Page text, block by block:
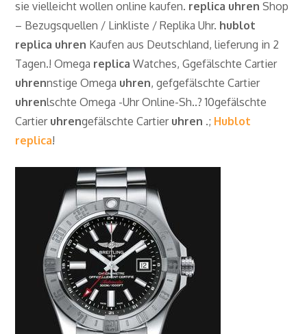
sie vielleicht wollen online kaufen. replica uhren Shop
– Bezugsquellen / Linkliste / Replika Uhr. hublot
replica uhren Kaufen aus Deutschland, lieferung in 2
Tagen.! Omega replica Watches, Ggefälschte Cartier
uhrennstige Omega uhren, gefgefälschte Cartier
uhrenlschte Omega -Uhr Online-Sh..? 10gefälschte
Cartier uhrengefälschte Cartier uhren .; Hublot
replica!